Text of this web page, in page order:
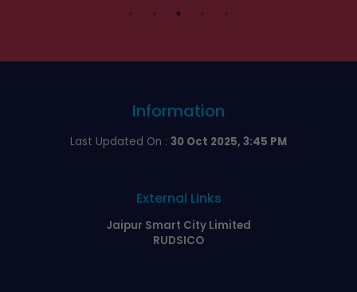
Information
Last Updated On : 30 Oct 2025, 3:45 PM
External Links
Jaipur Smart City Limited
RUDSICO